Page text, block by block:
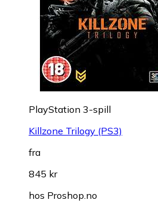
PlayStation 3-spill
Killzone Trilogy (PS3)
fra
845 kr
hos Proshop.no